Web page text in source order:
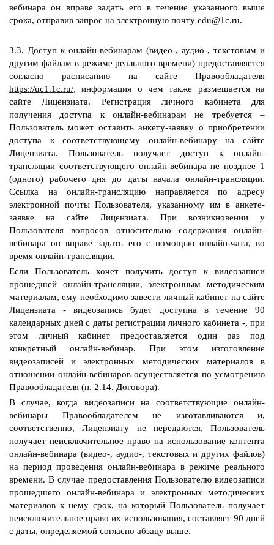
вебинара он вправе задать его в течение указанного выше
срока, отправив запрос на электронную почту edu@1c.ru.
3.3. Доступ к онлайн-вебинарам (видео-, аудио-, текстовым и
другим файлам в режиме реального времени) предоставляется
согласно расписанию на сайте Правообладателя
https://uc1.1c.ru/, информация о чем также размещается на
сайте Лицензиата. Регистрация личного кабинета для
получения доступа к онлайн-вебинарам не требуется –
Пользователь может оставить анкету-заявку о приобретении
доступа к соответствующему онлайн-вебинару на сайте
Лицензиата.
Пользователь получает доступ к онлайн-
трансляции соответствующего онлайн-вебинара не позднее 1
(одного) рабочего дня до даты начала онлайн-трансляции.
Ссылка на онлайн-трансляцию направляется по адресу
электронной почты Пользователя, указанному им в анкете-
заявке на сайте Лицензиата. При возникновении у
Пользователя вопросов относительно содержания онлайн-
вебинара он вправе задать его с помощью онлайн-чата, во
время онлайн-трансляции.
Если Пользователь хочет получить доступ к видеозаписи
прошедшей онлайн-трансляции, электронным методическим
материалам, ему необходимо завести личный кабинет на сайте
Лицензиата - видеозапись будет доступна в течение 90
календарных дней с даты регистрации личного кабинета -, при
этом личный кабинет предоставляется один раз под
конкретный онлайн-вебинар. При этом изготовление
видеозаписей и электронных методических материалов в
отношении онлайн-вебинаров осуществляется по усмотрению
Правообладателя (п. 2.14. Договора).
В случае, когда видеозаписи на соответствующие онлайн-
вебинары Правообладателем не изготавливаются и,
соответственно, Лицензиату не передаются, Пользователь
получает неисключительное право на использование контента
онлайн-вебинара (видео-, аудио-, текстовых и других файлов)
на период проведения онлайн-вебинара в режиме реального
времени. В случае предоставления Пользователю видеозаписи
прошедшего онлайн-вебинара и электронных методических
материалов к нему срок, на который Пользователь получает
неисключительное право их использования, составляет 90 дней
с даты, определяемой согласно абзацу выше.